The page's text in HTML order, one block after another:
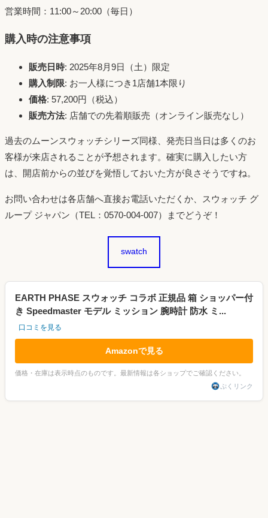
営業時間：11:00～20:00（毎日）
購入時の注意事項
販売日時: 2025年8月9日（土）限定
購入制限: お一人様につき1店舗1本限り
価格: 57,200円（税込）
販売方法: 店舗での先着順販売（オンライン販売なし）
過去のムーンスウォッチシリーズ同様、発売日当日は多くのお
客様が来店されることが予想されます。確実に購入したい方
は、開店前からの並びを覚悟しておいた方が良さそうですね。
お問い合わせは各店舗へ直接お電話いただくか、スウォッチ グ
ループ ジャパン（TEL：0570-004-007）までどうぞ！
swatch
EARTH PHASE スウォッチ コラボ 正規品 箱 ショッパー付
き Speedmaster モデル ミッション 腕時計 防水 ミ...
口コミを見る
Amazonで見る
価格・在庫は表示時点のものです。最新情報は各ショップでご確認ください。
ぷくリンク